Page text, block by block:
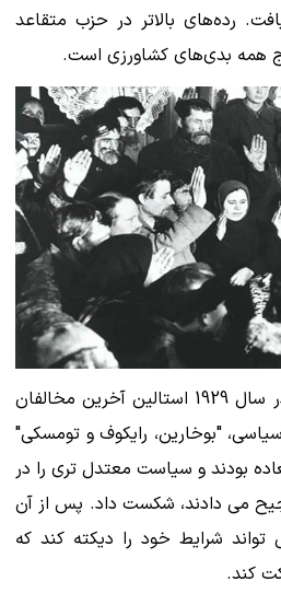
رده‌های بالاتر در حزب متقاعد
همه بدی‌های کشاورزی است.
همانگونه که ذکر آن رفت، در سال 1929 استالین آخرین مخالفان
"بوخارین، رایکوف و تومسکی"
بودند و سیاست معتدل تری را در
می دادند، شکست داد. پس از آن
شرایط خود را دیکته کند که
کند.